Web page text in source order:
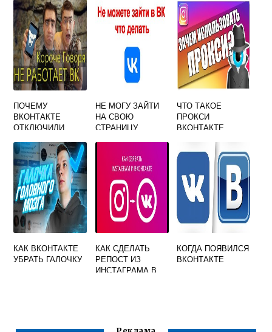
КОТОРЫЙ
ВЫЛОЖИЛ
ДРУГОЙ ЧЕЛОВЕК
ПОЧЕМУ
ВКОНТАКТЕ
ОТКЛЮЧИЛИ
НЕ МОГУ ЗАЙТИ
НА СВОЮ
СТРАНИЦУ
ЧТО ТАКОЕ
ПРОКСИ
ВКОНТАКТЕ
КАК ВКОНТАКТЕ
УБРАТЬ ГАЛОЧКУ
КАК СДЕЛАТЬ
РЕПОСТ ИЗ
ИНСТАГРАМА В
КОГДА ПОЯВИЛСЯ
ВКОНТАКТЕ